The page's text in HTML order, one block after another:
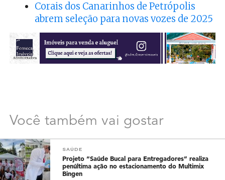
Corais dos Canarinhos de Petrópolis
abrem seleção para novas vozes de 2025
Você também vai gostar
SAÚDE
Projeto “Saúde Bucal para Entregadores” realiza
penúltima ação no estacionamento do Multimix
Bingen